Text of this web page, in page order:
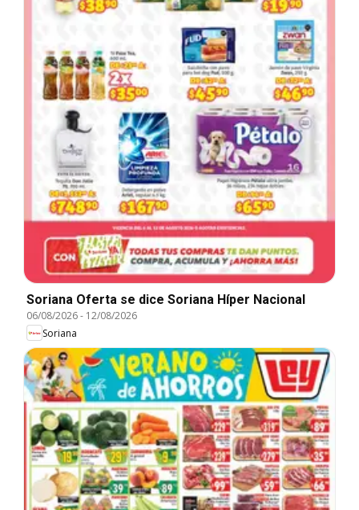
Soriana Oferta se dice Soriana Híper Nacional
06/08/2026- 12/08/2026
Soriana